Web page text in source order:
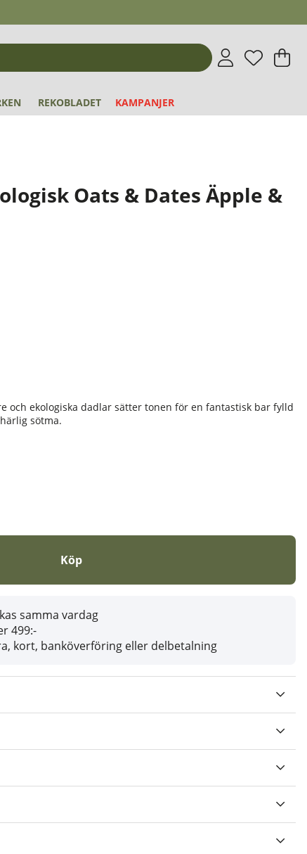
Antal i
. .
REKOBLADET KAMPANJER
Oats & Dates Äpple &
och ekologiska dadlar sätter tonen för en fantastisk bar fylld
sötma.
Köp
samma vardag
499:-
kort, banköverföring eller delbetalning
ANTAL BETYG 0